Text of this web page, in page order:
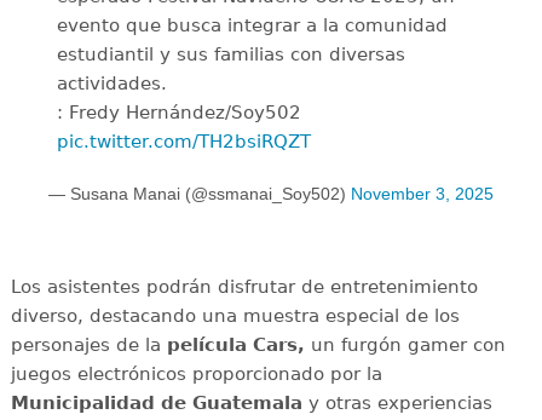
evento que busca integrar a la comunidad
estudiantil y sus familias con diversas
actividades.
: Fredy Hernández/Soy502
pic.twitter.com/TH2bsiRQZT
— Susana Manai (@ssmanai_Soy502) November 3, 2025
Los asistentes podrán disfrutar de entretenimiento
diverso, destacando una muestra especial de los
personajes de la película Cars, un furgón gamer con
juegos electrónicos proporcionado por la
Municipalidad de Guatemala y otras experiencias